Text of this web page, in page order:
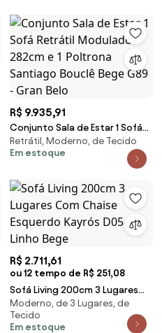
R$ 9.935,91
Conjunto Sala de Estar 1 Sofá
Retrátil Modulado 282cm e 1
Poltrona Santiago Bouclê Bege
Retrátil, Moderno, de Tecido
Em estoque
R$ 2.711,61
ou 12 tempo de R$ 251,08
Sofá Living 200cm 3 Lugares
Com Chaise Esquerdo Kayrós
D05 Linho Bege
Moderno, de 3 Lugares, de
Tecido
Em estoque